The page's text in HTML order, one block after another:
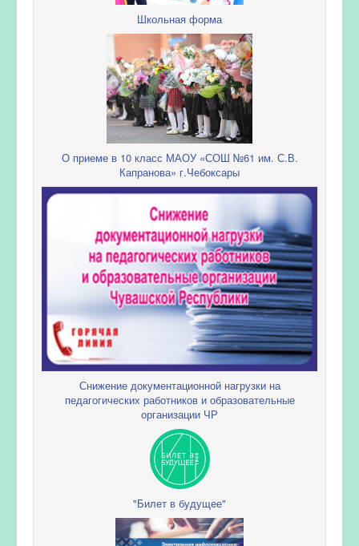
Школьная форма
О приеме в 10 класс МАОУ «СОШ №61 им. С.В.
Капранова» г.Чебоксары
Снижение документационной нагрузки на
педагогических работников и образовательные
организации ЧР
"Билет в будущее"